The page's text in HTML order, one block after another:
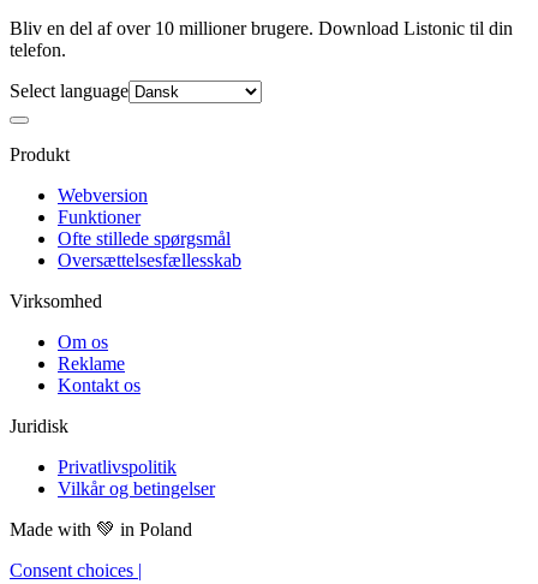
Bliv en del af over 10 millioner brugere. Download Listonic til din
telefon.
Select language
Produkt
Webversion
Funktioner
Ofte stillede spørgsmål
Oversættelsesfællesskab
Virksomhed
Om os
Reklame
Kontakt os
Juridisk
Privatlivspolitik
Vilkår og betingelser
Made with 💚 in Poland
Consent choices |